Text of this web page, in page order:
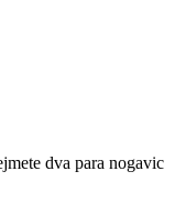
dva para nogavic